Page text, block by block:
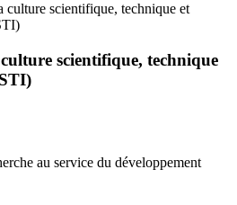
culture scientifique, technique et
scientifique, technique
au service du développement